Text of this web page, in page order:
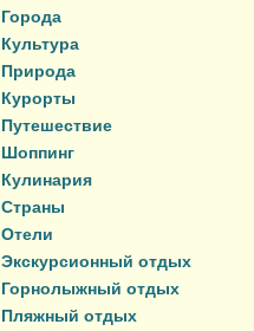
Города
Культура
Природа
Курорты
Путешествие
Шоппинг
Кулинария
Страны
Отели
Экскурсионный отдых
Горнолыжный отдых
Пляжный отдых